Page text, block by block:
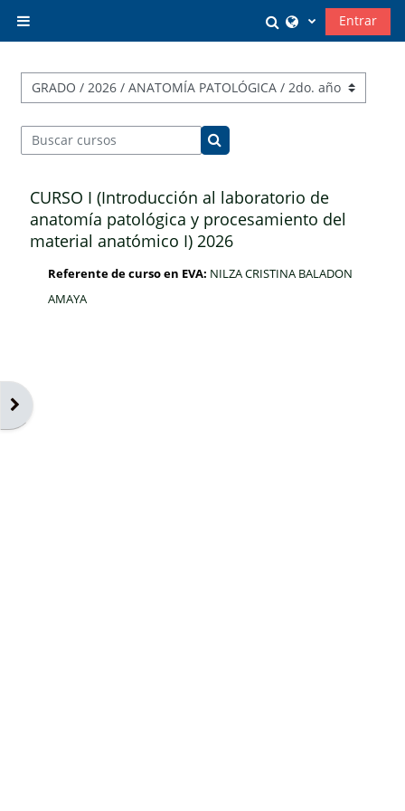
Selector de
Entrar
Abrir cajón de bloques
Categorías
Buscar cursos
Buscar cursos
CURSO I (Introducción al laboratorio de
anatomía patológica y procesamiento del
material anatómico I) 2026
Referente de curso en EVA: NILZA CRISTINA BALADON
AMAYA